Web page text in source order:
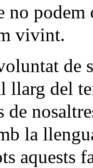
no
vivint.
de
llarg del
la
aquests